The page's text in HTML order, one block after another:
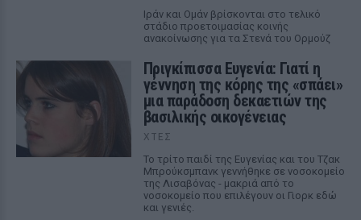
Ιράν και Ομάν βρίσκονται στο τελικό
στάδιο προετοιμασίας κοινής
ανακοίνωσης για τα Στενά του Ορμούζ
Πριγκίπισσα Ευγενία: Γιατί η
γέννηση της κόρης της «σπάει»
μια παράδοση δεκαετιών της
βασιλικής οικογένειας
ΧΤΕΣ
Το τρίτο παιδί της Ευγενίας και του Τζακ
Μπρούκσμπανκ γεννήθηκε σε νοσοκομείο
της Λισαβόνας - μακριά από το
νοσοκομείο που επιλέγουν οι Γιορκ εδώ
και γενιές.